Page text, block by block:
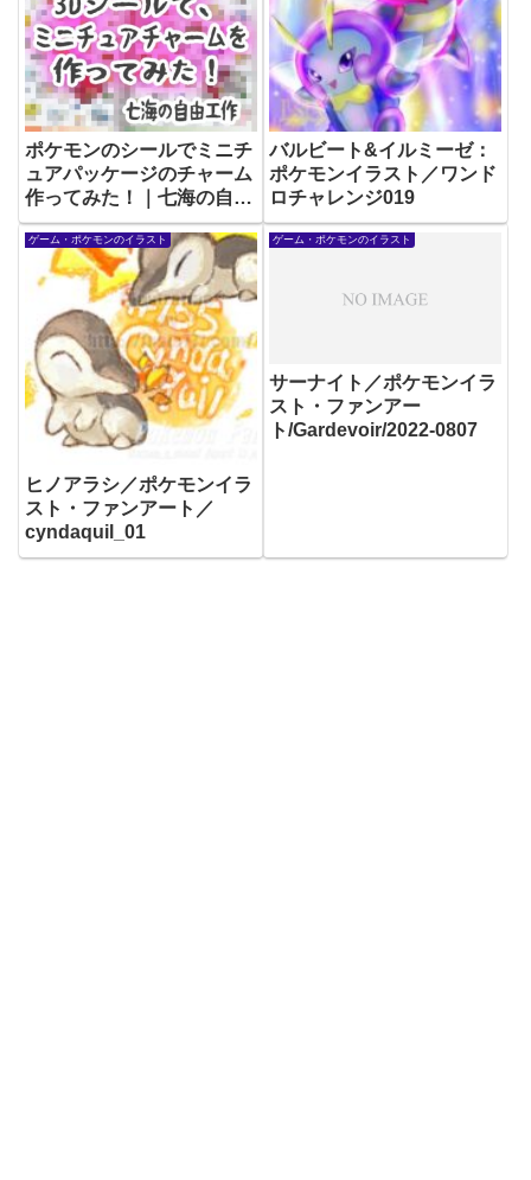
ポケモンのシールでミニチ
ュアパッケージのチャーム
作ってみた！｜七海の自由
工作-5
バルビート&イルミーゼ：
ポケモンイラスト／ワンド
ロチャレンジ019
ゲーム・ポケモンのイラスト
ヒノアラシ／ポケモンイラ
スト・ファンアート／
cyndaquil_01
ゲーム・ポケモンのイラスト
サーナイト／ポケモンイラ
スト・ファンアー
ト/Gardevoir/2022-0807